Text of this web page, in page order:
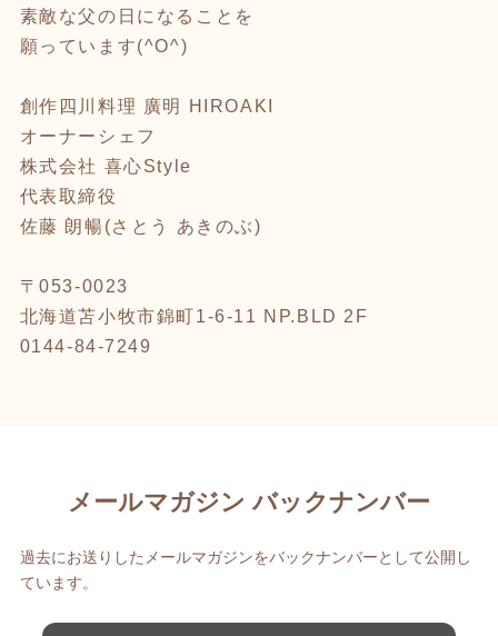
素敵な父の日になることを
願っています(^O^)
創作四川料理 廣明 HIROAKI
オーナーシェフ
株式会社 喜心Style
代表取締役
佐藤 朗暢(さとう あきのぶ)
‪〒053-0023‬
‪北海道苫小牧市錦町1-6-11 NP.BLD 2F‬
‪0144-84-7249‬
メールマガジン バックナンバー
過去にお送りしたメールマガジンをバックナンバーとして公開し
ています。